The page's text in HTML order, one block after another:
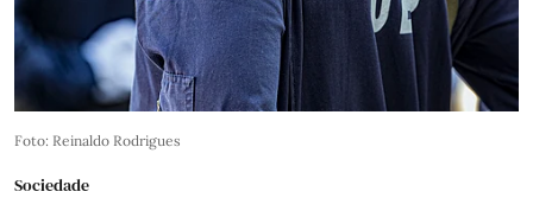
Foto: Reinaldo Rodrigues
Sociedade